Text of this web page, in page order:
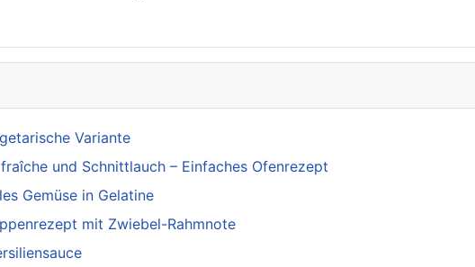
Variante
und Schnittlauch – Einfaches Ofenrezept
Gemüse in Gelatine
mit Zwiebel-Rahmnote